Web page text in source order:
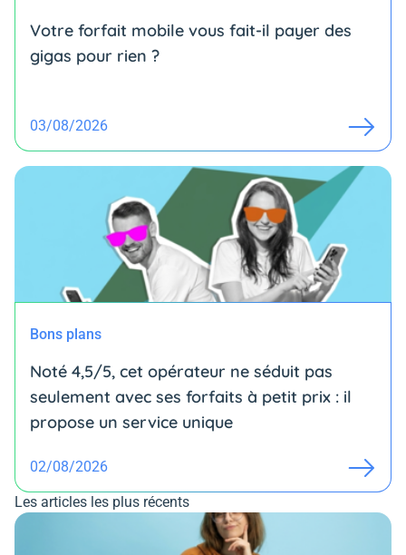
Votre forfait mobile vous fait-il payer des
gigas pour rien ?
03/08/2026
Bons plans
Noté 4,5/5, cet opérateur ne séduit pas
seulement avec ses forfaits à petit prix : il
propose un service unique
02/08/2026
Les articles les plus récents